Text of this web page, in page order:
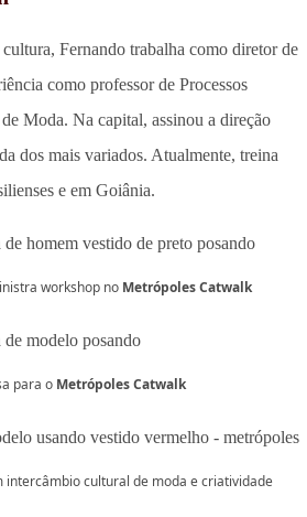
Fernando trabalha como diretor de
como professor de Processos
Moda. Na capital, assinou a direção
dos mais variados. Atualmente, treina
e em Goiânia.
workshop no Metrópoles Catwalk
para o Metrópoles Catwalk
intercâmbio cultural de moda e criatividade